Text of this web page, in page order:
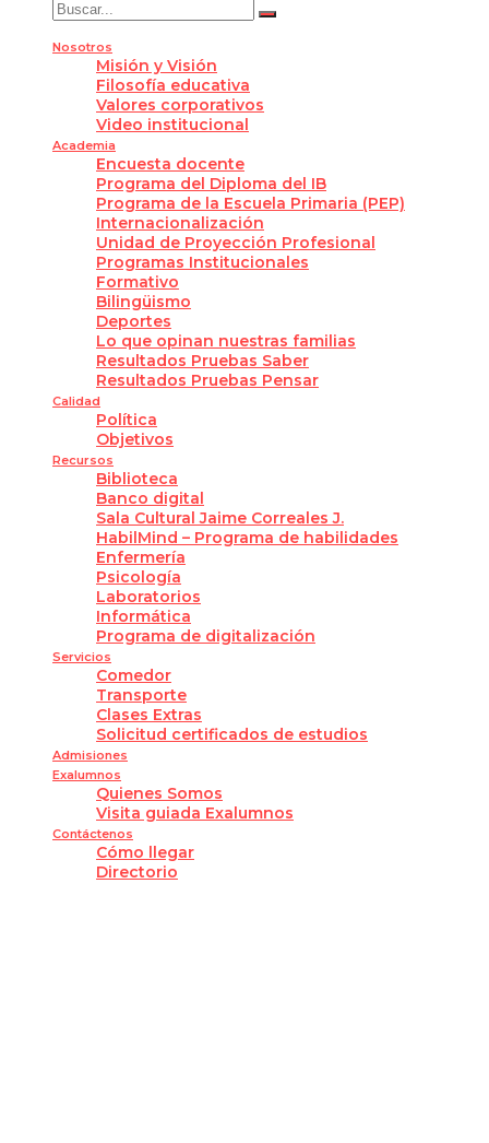
Nosotros
Misión y Visión
Filosofía educativa
Valores corporativos
Video institucional
Academia
Encuesta docente
Programa del Diploma del IB
Programa de la Escuela Primaria (PEP)
Internacionalización
Unidad de Proyección Profesional
Programas Institucionales
Formativo
Bilingüismo
Deportes
Lo que opinan nuestras familias
Resultados Pruebas Saber
Resultados Pruebas Pensar
Calidad
Política
Objetivos
Recursos
Biblioteca
Banco digital
Sala Cultural Jaime Correales J.
HabilMind – Programa de habilidades
Enfermería
Psicología
Laboratorios
Informática
Programa de digitalización
Servicios
Comedor
Transporte
Clases Extras
Solicitud certificados de estudios
Admisiones
Exalumnos
Quienes Somos
Visita guiada Exalumnos
Contáctenos
Cómo llegar
Directorio